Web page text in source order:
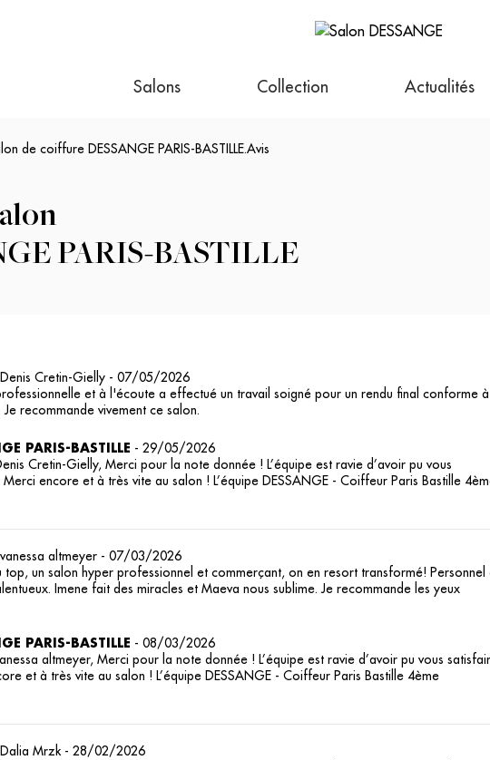
Salons Collection Actualités
de coiffure DESSANGE PARIS-BASTILLE.Avis
PARIS-BASTILLE
Denis Cretin-Gielly - 07/05/2026
et à l'écoute a effectué un travail soigné pour un rendu final conforme à
Je recommande vivement ce salon.
PARIS-BASTILLE - 29/05/2026
Cretin-Gielly, Merci pour la note donnée ! L’équipe est ravie d’avoir pu vous
Merci encore et à très vite au salon ! L’équipe DESSANGE - Coiffeur Paris Bastille
vanessa altmeyer - 07/03/2026
top, un salon hyper professionnel et commerçant, on en resort transformé! Personnel
Imene fait des miracles et Maeva nous sublime. Je recommande les yeux
PARIS-BASTILLE - 08/03/2026
altmeyer, Merci pour la note donnée ! L’équipe est ravie d’avoir pu vous
et à très vite au salon ! L’équipe DESSANGE - Coiffeur Paris Bastille 4ème
Dalia Mrzk - 28/02/2026